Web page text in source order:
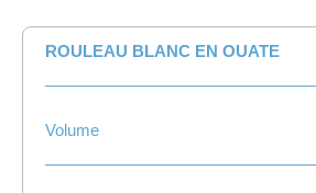
ROULEAU BLANC EN OUATE
Volume